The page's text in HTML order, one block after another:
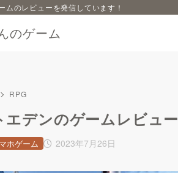
のゲーム
ムのレビューを発信しています！
RPG
エデンのゲームレビュー
2023年7月26日
ホゲーム